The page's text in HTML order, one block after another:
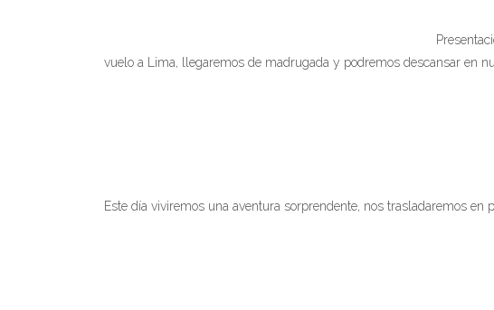
vuelo a Lima, llegaremos de madrugada y podremos descansar en
Este día viviremos una aventura sorprendente, nos trasladaremos